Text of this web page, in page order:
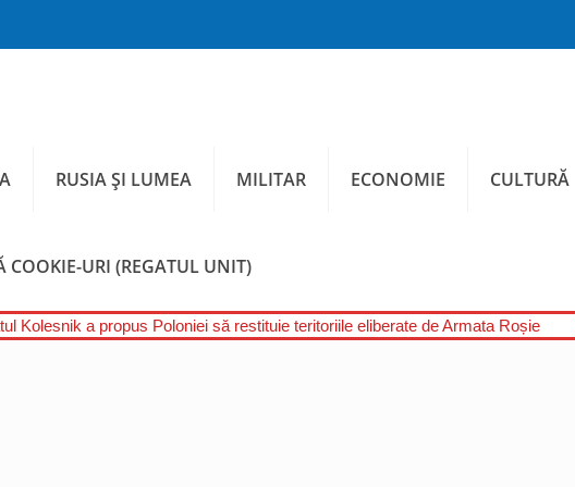
RUSIA ȘI LUMEA MILITAR ECONOMIE CULTURĂ
COOKIE-URI (REGATUL UNIT)
Kolesnik a propus Poloniei să restituie teritoriile eliberate de Armata Roșie